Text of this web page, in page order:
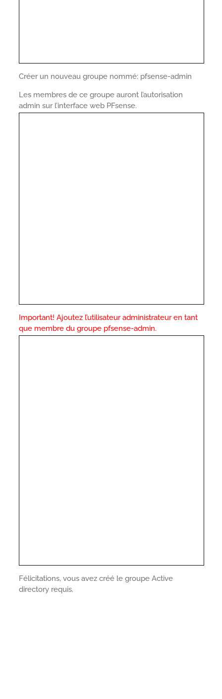
Créer un nouveau groupe nommé: pfsense-admin
Les membres de ce groupe auront l’autorisation
admin sur l’interface web PFsense.
Important! Ajoutez l’utilisateur administrateur en tant
que membre du groupe pfsense-admin.
Félicitations, vous avez créé le groupe Active
directory requis.